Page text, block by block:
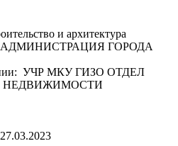
и архитектура
ГОРОДА
УЧР МКУ ГИЗО ОТДЕЛ
НЕДВИЖИМОСТИ